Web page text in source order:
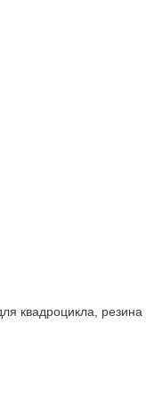
квадроцикла,